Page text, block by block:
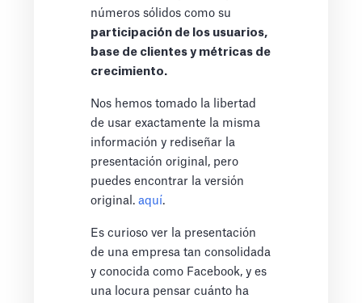
números sólidos como su
participación de los usuarios,
base de clientes y métricas de
crecimiento.
Nos hemos tomado la libertad
de usar exactamente la misma
información y rediseñar la
presentación original, pero
puedes encontrar la versión
original.aquí.
Es curioso ver la presentación
de una empresa tan consolidada
y conocida como Facebook, y es
una locura pensar cuánto ha